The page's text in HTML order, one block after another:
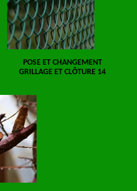
POSE ET CHANGEMENT
GRILLAGE ET CLÔTURE 14